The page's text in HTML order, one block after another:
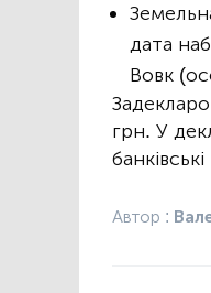
дата
Вовк
грн. У
Автор :